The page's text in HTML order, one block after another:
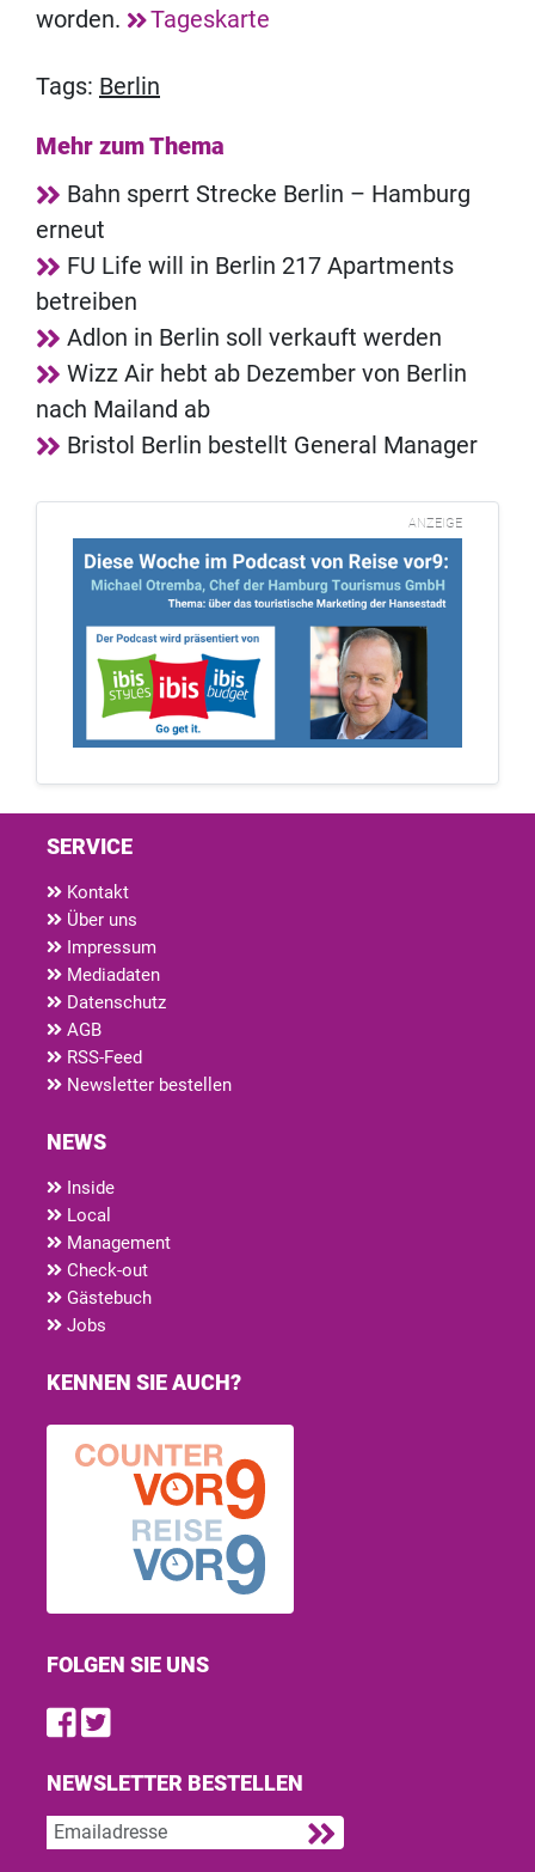
worden.
Tageskarte
Tags: Berlin
Mehr zum Thema
Bahn sperrt Strecke Berlin – Hamburg
erneut
FU Life will in Berlin 217 Apartments
betreiben
Adlon in Berlin soll verkauft werden
Wizz Air hebt ab Dezember von Berlin
nach Mailand ab
Bristol Berlin bestellt General Manager
ANZEIGE
SERVICE
Kontakt
Über uns
Impressum
Mediadaten
Datenschutz
AGB
RSS-Feed
Newsletter bestellen
NEWS
Inside
Local
Management
Check-out
Gästebuch
Jobs
KENNEN SIE AUCH?
FOLGEN SIE UNS
Find us on Facebook
Follow us on Twitter
NEWSLETTER BESTELLEN